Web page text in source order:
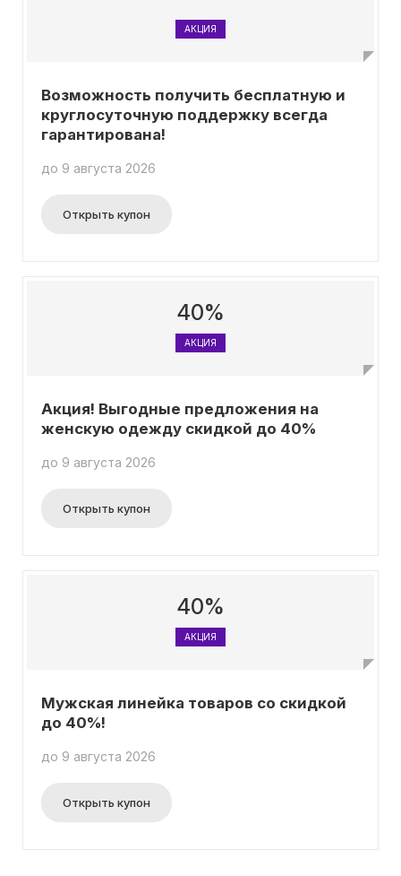
АКЦИЯ
Возможность получить бесплатную и
круглосуточную поддержку всегда
гарантирована!
до 9 августа 2026
Открыть купон
40%
АКЦИЯ
Акция! Выгодные предложения на
женскую одежду скидкой до 40%
до 9 августа 2026
Открыть купон
40%
АКЦИЯ
Мужская линейка товаров со скидкой
до 40%!
до 9 августа 2026
Открыть купон